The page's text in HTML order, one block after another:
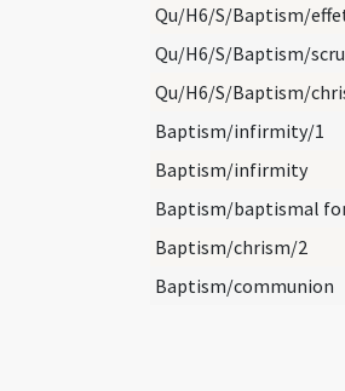
Qu/H6/S/Baptism/
Qu/H6/S/Baptism/
Qu/H6/S/Baptism/
Baptism/infirmity/1
Baptism/infirmity
Baptism/baptismal
Baptism/chrism/2
Baptism/communion